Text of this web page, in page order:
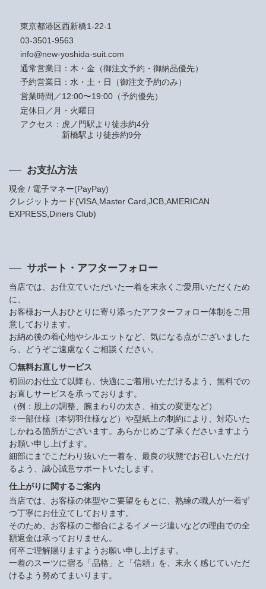
東京都港区西新橋1-22-1
03-3501-9563
info@new-yoshida-suit.com
通常営業日：木・金（御注文予約・御納品優先）
予約営業日：水・土・日（御注文予約のみ）
営業時間／12:00〜19:00（予約優先）
定休日／月・火曜日
アクセス： 虎ノ門駅より徒歩約4分
新橋駅より徒歩約9分
お支払方法
現金 / 電子マネー(PayPay)
クレジットカード(VISA,Master Card,JCB,AMERICAN
EXPRESS,Diners Club)
サポート・アフターフォロー
当店では、お仕立ていただいた一着を末永くご愛用いただくため
に、
お客様お一人おひとりに寄り添ったアフターフォロー体制をご用
意しております。
お納め後の着心地やシルエットなど、気になる点がございました
ら、どうぞご遠慮なくご相談ください。
〇無料お直しサービス
初回のお仕立て以降も、快適にご着用いただけるよう、無料での
お直しサービスを承っております。
（例：股上の調整、腕まわりの太さ、袖丈の変更など）
※一部仕様（本切羽仕様など）や型紙上の制約により、対応いた
しかねる箇所がございます。あらかじめご了承くださいますよう
お願い申し上げます。
細部にまでこだわり抜いた一着を、最良の状態でお召しいただけ
るよう、誠心誠意サポートいたします。
仕上がりに関するご案内
当店では、お客様の体型やご要望をもとに、熟練の職人が一着ず
つ丁寧にお仕立てしております。
そのため、お客様のご都合によるイメージ違いなどの理由での全
額返金は承っておりません。
何卒ご理解賜りますようお願い申し上げます。
一着のスーツに宿る「品格」と「信頼」を、末永く感じていただ
けるよう努めてまいります。